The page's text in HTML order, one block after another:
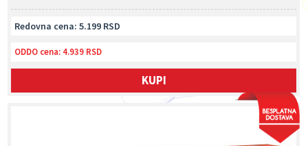
Redovna cena: 5.199 RSD
ODDO cena: 4.939 RSD
KUPI